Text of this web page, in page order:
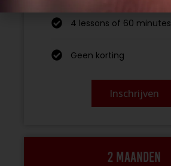
4 lessons of 60 minutes
Geen korting
Inschrijven
2 maanden